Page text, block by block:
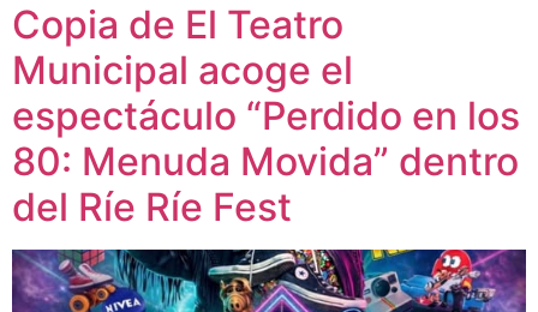
Copia de El Teatro
Municipal acoge el
espectáculo “Perdido en los
80: Menuda Movida” dentro
del Ríe Ríe Fest